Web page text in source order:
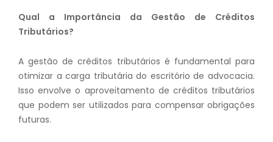
Qual a Importância da Gestão de Créditos
Tributários?
A gestão de créditos tributários é fundamental para
otimizar a carga tributária do escritório de advocacia.
Isso envolve o aproveitamento de créditos tributários
que podem ser utilizados para compensar obrigações
futuras.